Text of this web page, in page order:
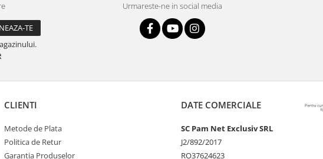
Urmareste-ne in social media
CLIENTI
Metode de Plata
Politica de Retur
Garantia Produselor
DATE COMERCIALE
SC Pam Net Exclusiv SRL
J2/892/2017
RO37624623